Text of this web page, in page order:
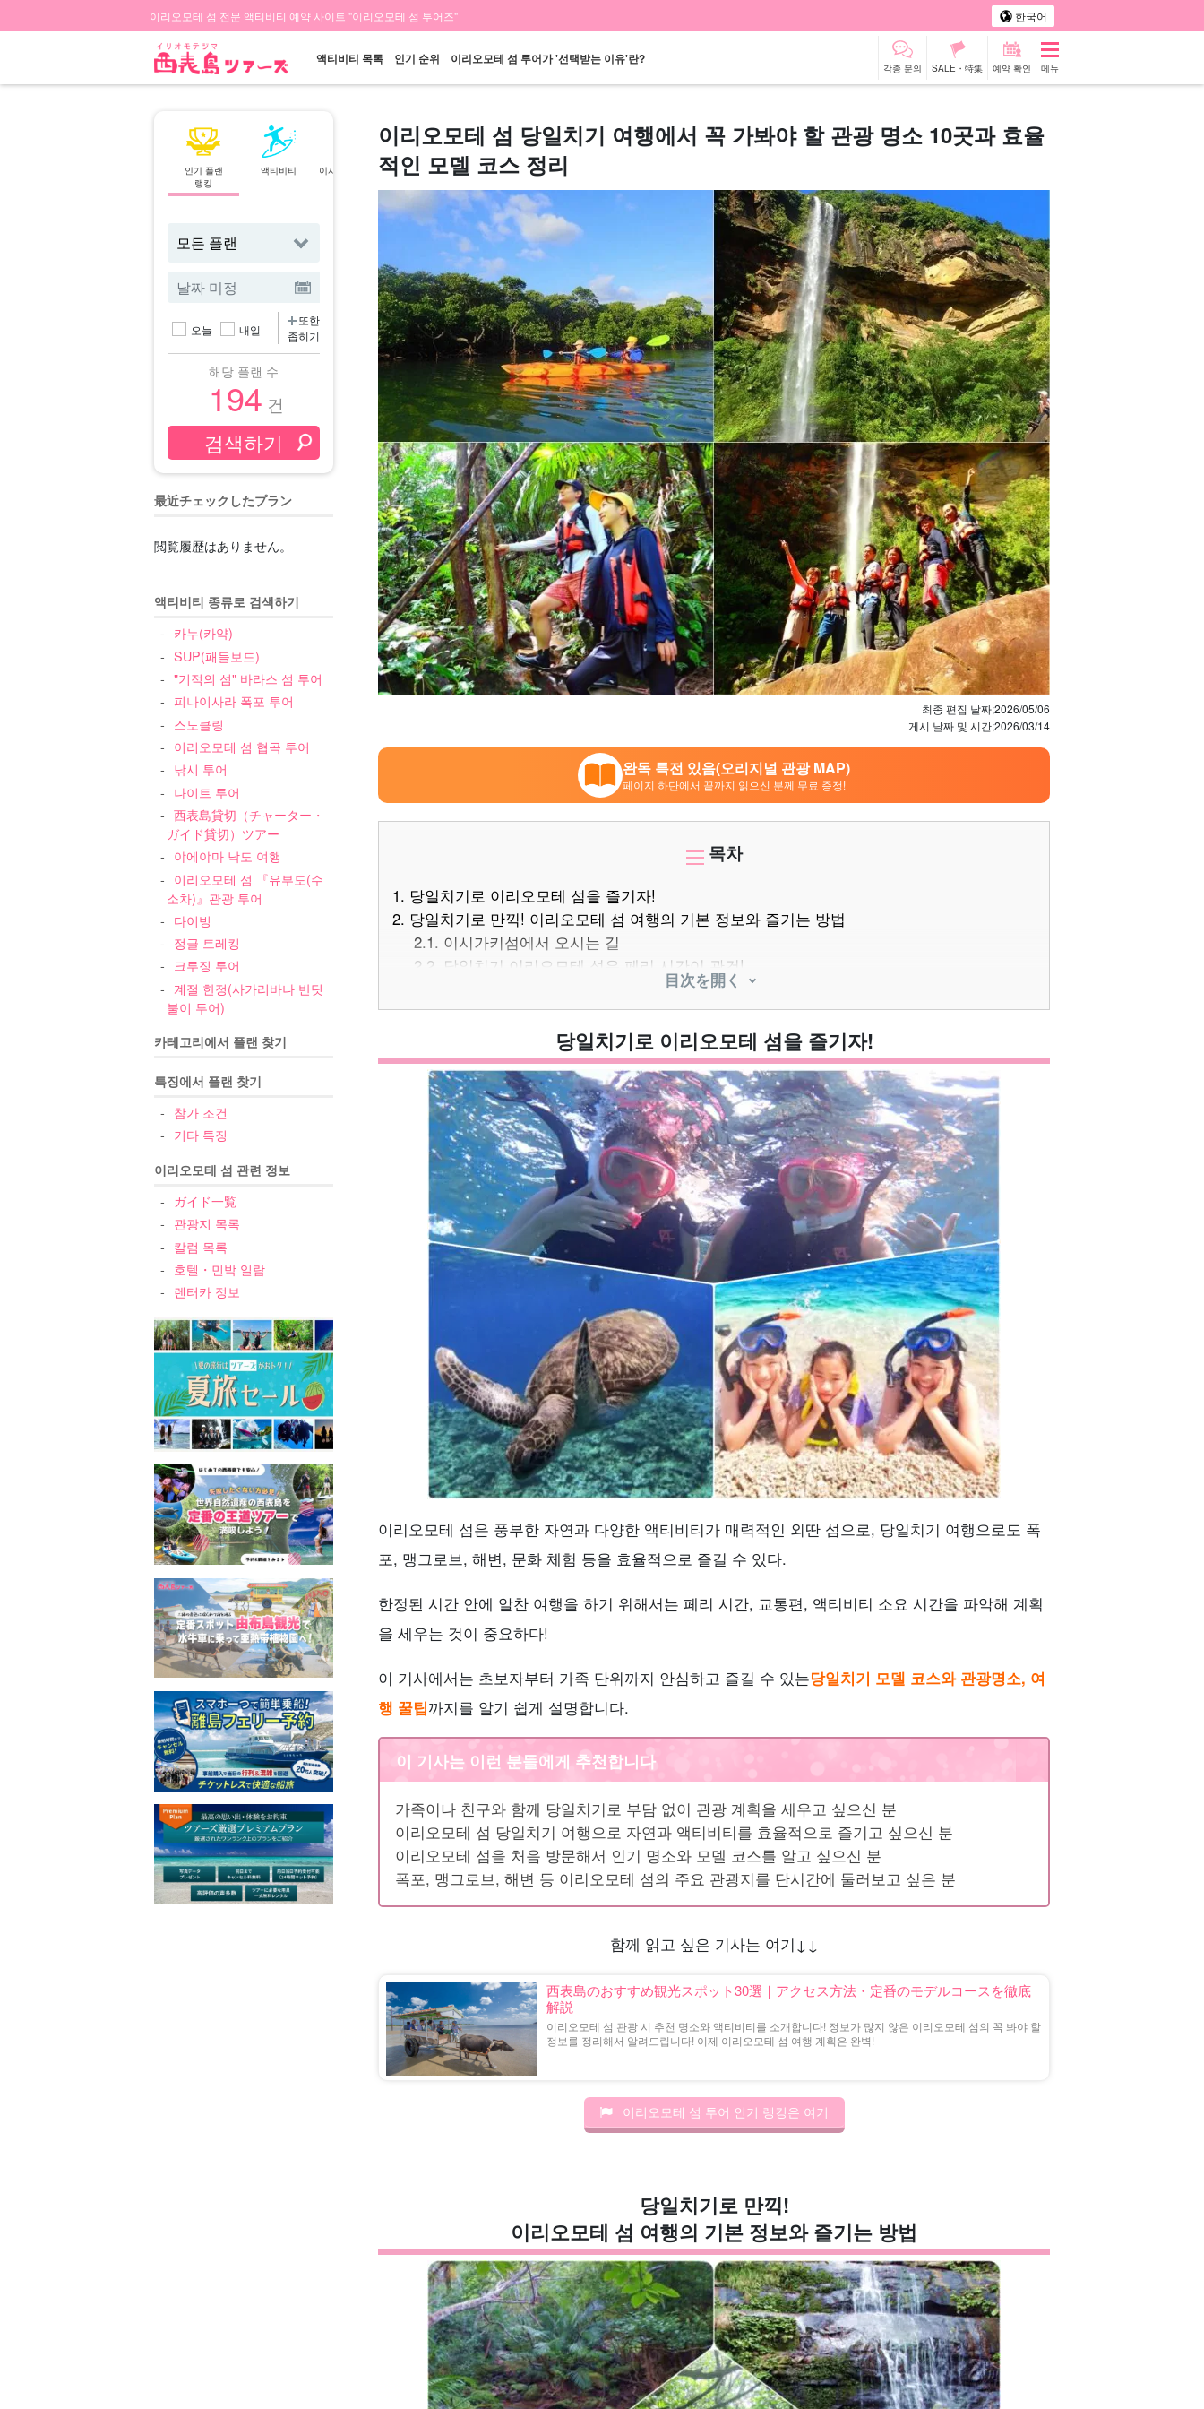
이리오모테 섬 전문 액티비티 예약 사이트 "이리오모테 섬 투어즈" 한국어
액티비티 목록 인기 순위 이리오모테 섬 투어가 '선택받는 이유'란?
각종 문의 SALE・特集 예약 확인 메뉴
인기 플랜
랭킹
액티비티
이시가키섬⇄이리
당일 예약 OK
할인 혜택
프리미엄
오늘 내일
또한
좁히기
해당 플랜 수
194 건
最近チェックしたプラン
閲覧履歴はありません。
액티비티 종류로 검색하기
카누(카약)
SUP(패들보드)
"기적의 섬" 바라스 섬 투어
피나이사라 폭포 투어
스노클링
이리오모테 섬 협곡 투어
낚시 투어
나이트 투어
西表島貸切（チャーター・
ガイド貸切）ツアー
야에야마 낙도 여행
이리오모테 섬 『유부도(수
소차)』관광 투어
다이빙
정글 트레킹
크루징 투어
계절 한정(사가리바나 반딧
불이 투어)
카테고리에서 플랜 찾기
특징에서 플랜 찾기
참가 조건
기타 특징
이리오모테 섬 관련 정보
ガイド一覧
관광지 목록
칼럼 목록
호텔・민박 일람
렌터카 정보
이리오모테 섬 당일치기 여행에서 꼭 가봐야 할 관광 명소 10곳과 효율
적인 모델 코스 정리
최종 편집 날짜;2026/05/06
게시 날짜 및 시간;2026/03/14
완독 특전 있음(오리지널 관광 MAP)
페이지 하단에서 끝까지 읽으신 분께 무료 증정!
목차
1. 당일치기로 이리오모테 섬을 즐기자!
2. 당일치기로 만끽! 이리오모테 섬 여행의 기본 정보와 즐기는 방법
2.1. 이시가키섬에서 오시는 길
2.2. 당일치기 이리오모테 섬은 페리 시간이 관건!
2.4.당일치기로 할 수 있는 것과 할 수 없는 것
당일치기 여행에서 알아두면 좋은 주의사항
3.당일치기로도 즐길 수 있다! 이리오모테 섬의 추천 관광 명소 10선
3.1.피나이사라 폭포
3.2.마리유두 폭포
3.3.유툰강(유툰 폭포)
3.4.우라우치강
3.5.나카마가와
3.6.
대미시천(大見謝川)의 대미시 폭포
3.7.바라스 섬
3.8.별모래 해변
3.9. 유부도
이리오모테 야생동물보호센터
이리오모테 섬 당일치기 모델 코스
모델 코스 ① 액티브파
4.2.모델 코스 ② 느긋파
모델 코스 ③ 가족 및 초보자 코스
4.4.모델 코스 ④ 바다를 만끽하고 싶은 사람
이리오모테 섬 당일치기 여행을 성공으로 이끄는 포인트!
5.1.이리오모테 섬 당일치기 여행 복장・소지품
5.2.실패하지 않는 이리오모테 섬 액티비티를 선택하는 방법
5.3.이리오모테 섬 당일치기 여행의 우천 시 대체 방안
6.西表島の日帰りに関する よくある質問（FAQ）
요약
目次を開く
당일치기로 이리오모테 섬을 즐기자!
이리오모테 섬은 풍부한 자연과 다양한 액티비티가 매력적인 외딴 섬으로, 당일치기 여행으로도 폭
포, 맹그로브, 해변, 문화 체험 등을 효율적으로 즐길 수 있다.
한정된 시간 안에 알찬 여행을 하기 위해서는 페리 시간, 교통편, 액티비티 소요 시간을 파악해 계획
을 세우는 것이 중요하다!
이 기사에서는 초보자부터 가족 단위까지 안심하고 즐길 수 있는당일치기 모델 코스와 관광명소, 여
행 꿀팁까지를 알기 쉽게 설명합니다.
이 기사는 이런 분들에게 추천합니다
가족이나 친구와 함께 당일치기로 부담 없이 관광 계획을 세우고 싶으신 분
이리오모테 섬 당일치기 여행으로 자연과 액티비티를 효율적으로 즐기고 싶으신 분
이리오모테 섬을 처음 방문해서 인기 명소와 모델 코스를 알고 싶으신 분
폭포, 맹그로브, 해변 등 이리오모테 섬의 주요 관광지를 단시간에 둘러보고 싶은 분
함께 읽고 싶은 기사는 여기↓↓
西表島のおすすめ観光スポット30選｜アクセス方法・定番のモデルコースを徹底
解説
이리오모테 섬 관광 시 추천 명소와 액티비티를 소개합니다! 정보가 많지 않은 이리오모테 섬의 꼭 봐야 할
정보를 정리해서 알려드립니다! 이제 이리오모테 섬 여행 계획은 완벽!
이리오모테 섬 투어 인기 랭킹은 여기
당일치기로 만끽!
이리오모테 섬 여행의 기본 정보와 즐기는 방법